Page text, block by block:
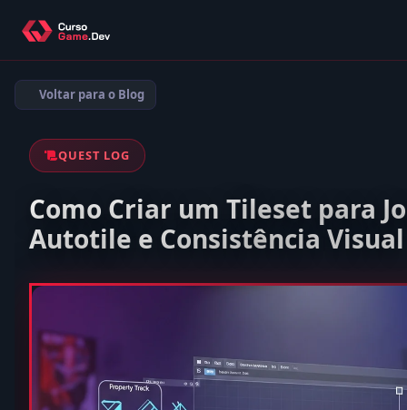
Voltar para o Blog
QUEST LOG
Como Criar um Tileset para
Autotile e Consistência Visual